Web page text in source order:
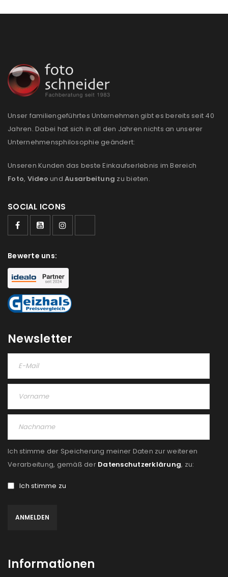
Unser familiengeführtes Unternehmen gibt es bereits seit 40
Jahren. Dabei hat sich in all den Jahren nichts an unserer
Unternehmensphilosophie geändert:
Unseren Kunden das beste Einkaufserlebnis im Bereich
Foto, Video und Ausarbeitung zu bieten.
SOCIAL ICONS
Bewerte uns:
Newsletter
Ich stimme der Speicherung meiner Daten zur weiteren
Verarbeitung, gemäß der Datenschutzerklärung, zu:
Ich stimme zu
Informationen